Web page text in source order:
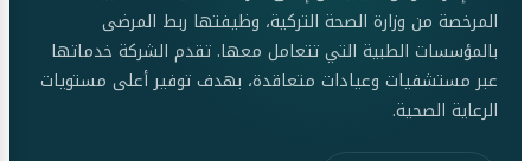
المرخصة من وزارة الصحة التركية، وظيفتها ربط المرضى
بالمؤسسات الطبية التي تتعامل معها. تقدم الشركة خدماتها
عبر مستشفيات وعيادات متعاقدة، بهدف توفير أعلى مستويات
الرعاية الصحية.